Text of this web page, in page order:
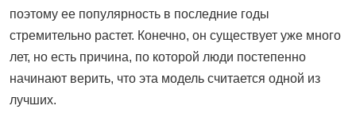
поэтому ее популярность в последние годы
стремительно растет. Конечно, он существует уже много
лет, но есть причина, по которой люди постепенно
начинают верить, что эта модель считается одной из
лучших.